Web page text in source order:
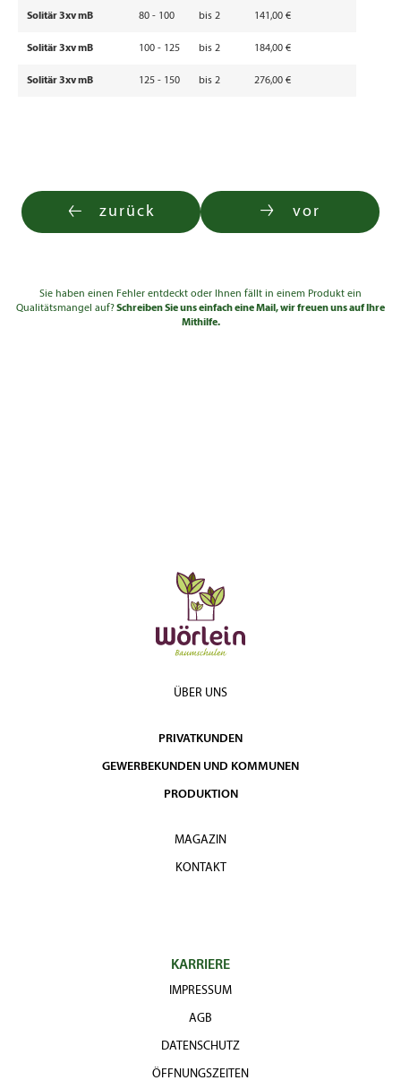
Solitär 3xv mB 80 - 100 bis 2 141,00 €
Solitär 3xv mB 100 - 125 bis 2 184,00 €
Solitär 3xv mB 125 - 150 bis 2 276,00 €
zurück vor
Sie haben einen Fehler entdeckt oder Ihnen fällt in einem Produkt ein
Qualitätsmangel auf?Schreiben Sie uns einfach eine Mail, wir freuen uns auf Ihre
Mithilfe.
ÜBER UNS
PRIVATKUNDEN
GEWERBEKUNDEN UND KOMMUNEN
PRODUKTION
MAGAZIN
KONTAKT
KARRIERE
IMPRESSUM
AGB
DATENSCHUTZ
ÖFFNUNGSZEITEN